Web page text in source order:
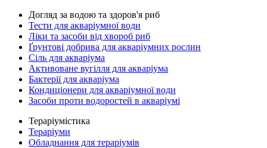
Догляд за водою та здоров'я риб
Тести для акваріумної води
Ліки та засоби від хвороб риб
Ґрунтові добрива для акваріумних рослин
Сіль для акваріума
Активоване вугілля для акваріума
Бактерії для акваріума
Кондиціонери для акваріумної води
Засоби проти водоростей в акваріумі
Тераріумістика
Тераріуми
Обладнання для тераріумів